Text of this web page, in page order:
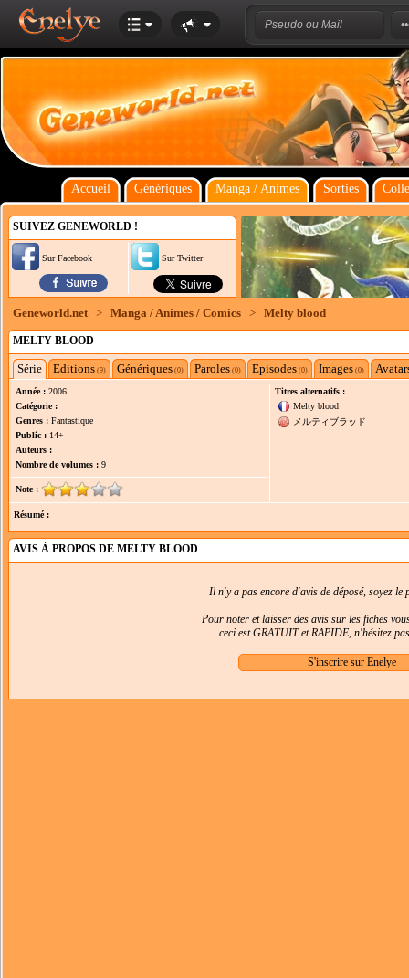
Accueil Génériques Manga / Animes Sorties
SUIVEZ GENEWORLD !
Sur Facebook Sur Twitter
Geneworld.net > Manga / Animes / Comics > Melty blood
MELTY BLOOD
Série Editions (9) Génériques (0) Paroles (0) Episodes (0) Images (0)
Année : 2006
Catégorie :
Genres : Fantastique
Public : 14+
Auteurs :
Nombre de volumes : 9
Note :
Titres alternatifs :
Melty blood
メルティブラッド
Résumé :
AVIS À PROPOS DE MELTY BLOOD
Il n'y a pas encore d'avis de déposé, soyez
Pour noter et laisser des avis sur les fiches
ceci est GRATUIT et RAPIDE, n'hésitez